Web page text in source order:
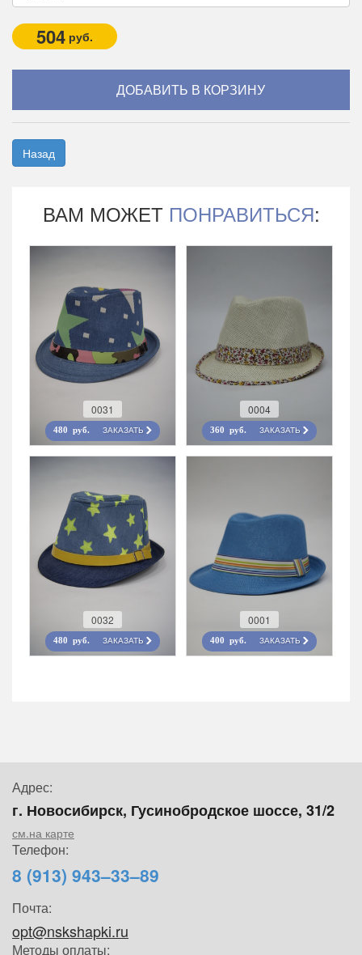
504 руб.
Назад
ВАМ МОЖЕТ ПОНРАВИТЬСЯ:
0031
480 руб. ЗАКАЗАТЬ
0004
360 руб. ЗАКАЗАТЬ
0032
480 руб. ЗАКАЗАТЬ
0001
400 руб. ЗАКАЗАТЬ
Адрес:
г. Новосибирск, Гусинобродское шоссе, 31/2
см.на карте
Телефон:
8 (913) 943–33–89
Почта:
opt@nskshapki.ru
Методы оплаты: